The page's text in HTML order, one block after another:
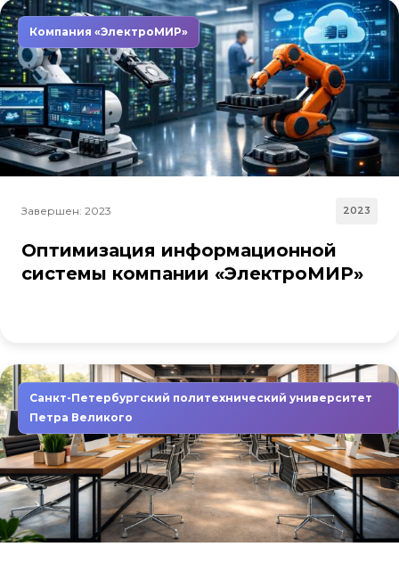
Компания «ЭлектроМИР»
Завершен: 2023 2023
Оптимизация информационной
системы компании «ЭлектроМИР»
Санкт-Петербургский политехнический университет
Петра Великого